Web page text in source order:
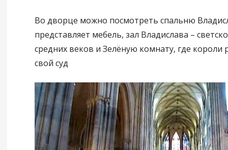
Во дворце можно посмотреть спальню
представляет мебель, зал Владислава –
средних веков и Зелёную комнату, где
свой суд